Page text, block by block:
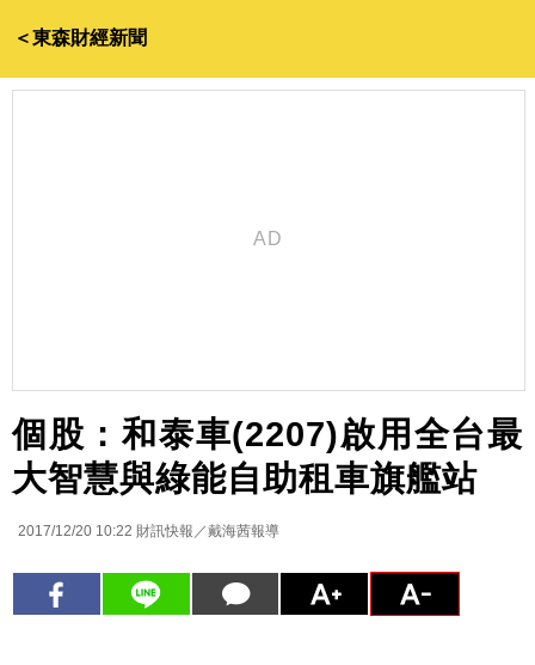
＜東森財經新聞
個股：和泰車(2207)啟用全台最
大智慧與綠能自助租車旗艦站
2017/12/20 10:22 財訊快報／戴海茜報導